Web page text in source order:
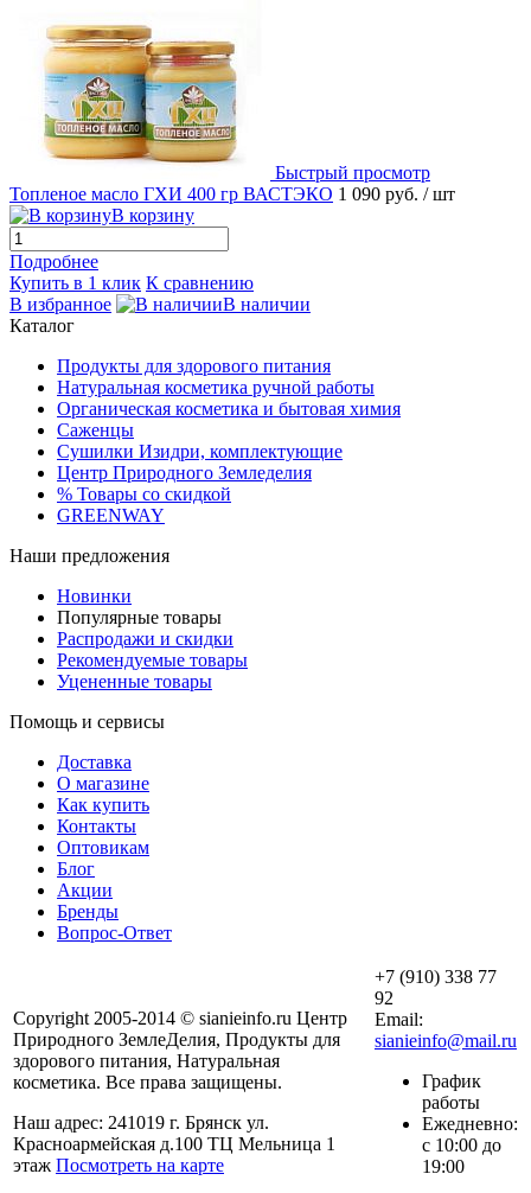
Быстрый просмотр
Топленое масло ГХИ 400 гр ВАСТЭКО 1 090 руб. / шт
В корзину
Подробнее
Купить в 1 клик К сравнению
В избранное
В наличии
Каталог
Продукты для здорового питания
Натуральная косметика ручной работы
Органическая косметика и бытовая химия
Саженцы
Сушилки Изидри, комплектующие
Центр Природного Земледелия
% Товары со скидкой
GREENWAY
Наши предложения
Новинки
Популярные товары
Распродажи и скидки
Рекомендуемые товары
Уцененные товары
Помощь и сервисы
Доставка
О магазине
Как купить
Контакты
Оптовикам
Блог
Акции
Бренды
Вопрос-Ответ
Copyright 2005-2014 © sianieinfo.ru Центр
Природного ЗемлеДелия, Продукты для
здорового питания, Натуральная
косметика. Все права защищены.
Наш адрес: 241019 г. Брянск ул.
Красноармейская д.100 ТЦ Мельница 1
этаж Посмотреть на карте
+7 (910) 338 77
92
Email:
sianieinfo@mail.ru
График
работы
Ежедневно:
с 10:00 до
19:00